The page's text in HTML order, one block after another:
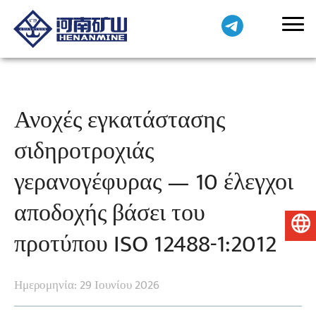
Ανοχές εγκατάστασης
σιδηροτροχιάς
γερανογέφυρας — 10 έλεγχοι
αποδοχής βάσει του
προτύπου ISO 12488-1:2012
Ημερομηνία: 29 Ιουνίου 2026
Ελληνικά